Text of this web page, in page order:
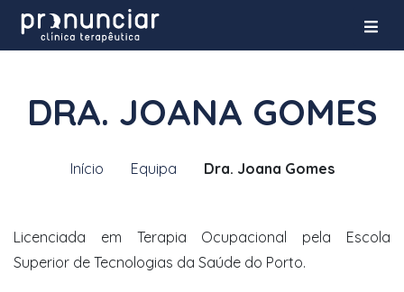
DRA. JOANA GOMES
Início Equipa Dra. Joana Gomes
Licenciada em Terapia Ocupacional pela Escola
Superior de Tecnologias da Saúde do Porto.